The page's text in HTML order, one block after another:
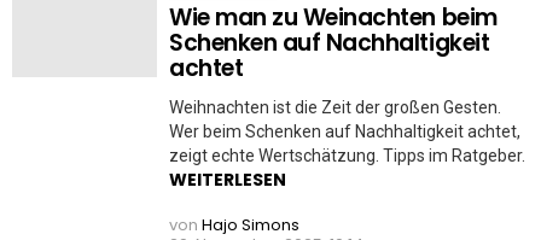
Wie man zu Weinachten beim
Schenken auf Nachhaltigkeit
achtet
Weihnachten ist die Zeit der großen Gesten.
Wer beim Schenken auf Nachhaltigkeit achtet,
zeigt echte Wertschätzung. Tipps im Ratgeber.
WEITERLESEN
von Hajo Simons